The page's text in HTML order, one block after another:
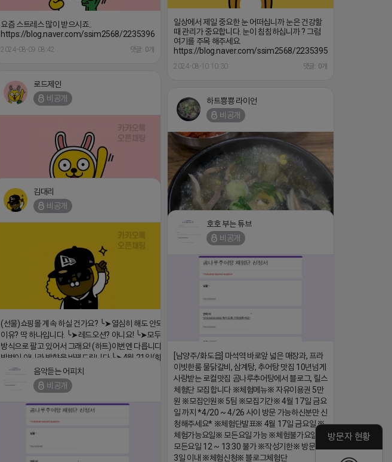
일상에서 제일 중요한 눈 어떠십니까 눈은 건강할
때 관리가 중요합니다. 눈이 침침하십니까 ? 그럼
여기를 주목 해주세요.
https://blog.naver.com/ssim2568/223539583349
2024-08-10 10:30 댓글: 0개
요즘 스트레스 많이 받으시죠..
https://blog.naver.com/ssim2568/223539663016
2024-08-09 08:42 댓글: 0개
로드제인
비공개
⛔️ 투자금 0원 부업 ➡️ 내일 밤 9시 ⛔️
댓글:20개
하트뿅뿅 라이언
비공개
https://m.blog.naver.com/wlgus1647/224253846149
2026-04-18 17:23
김대리
비공개
(선물)쇼핑몰 계속 하실 건가요? ╰➤열심히 해도 안되는
이유? 딱 하나입니다. ╰➤레드오션? 아니요! ╰➤모두 같은
방식으로 팔고 있어서 그래요! (하트)이번엔 다릅니다. ╰➤
방법이 아니라 방향을 바꿔드립니다 ╰➤4월 21일(화) 저
녁9시 ╰➤지금 구조를 바꿀 마지막 기회
https://blog.naver.com/eocomim/224250518436
호호 부는 튜브
비공개
[남양주/화도읍] 마석역 바로앞 넓은 매장과, 프라
이빗한룸 물닭갈비, 삼계탕, 추어탕 맛집 10년넘게
사랑받는 로컬맛집 곰나루추어탕에서 블로그, 릴스
체험단 모집합니다 ※체험메뉴※ 자유이용권 5만
원 ※모집인원※ 5팀 ※모집기간※ 4월 17일 금요
일 까지 *4/20 ~ 4/26 사이 방문 가능하신분만 신
청해주세요* ※체험단발표※ 4월 17일 금요일 ※
체험가능요일※ 모든요일 가능 ※체험불가요일※
모든요일 12 ~ 13:30 불가 ※작성기한※ 방문 후
3일 이내 ※체험신청※ 블로그체험단
음악듣는 어피치
비공개
방문자 현황